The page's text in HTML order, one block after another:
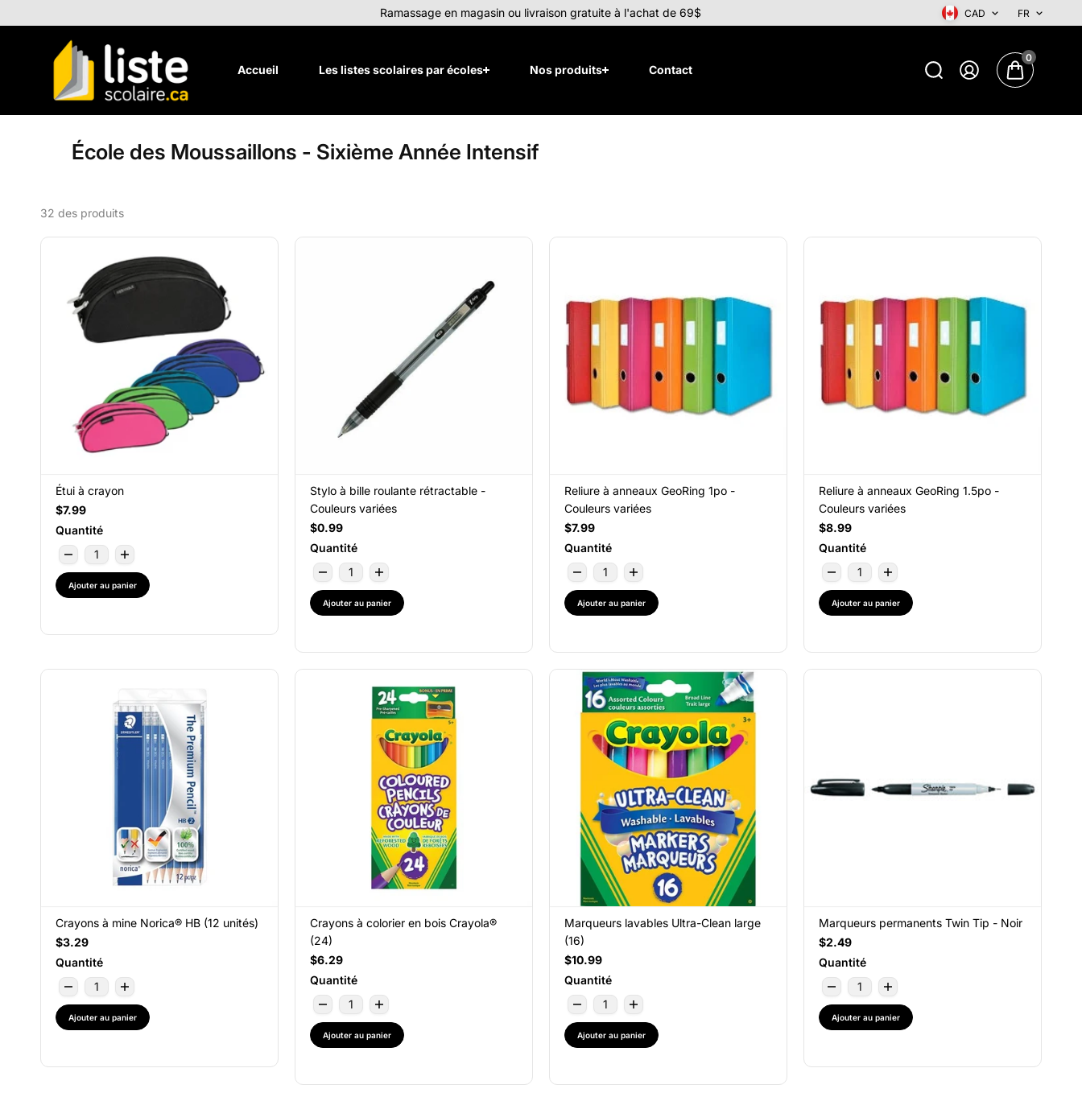
Ramassage en magasin ou livraison gratuite à l'achat de 69$ CAD FR
Accueil Les listes scolaires par écoles Nos produits Contact
0
École des Moussaillons - Sixième Année Intensif
32 des produits
Étui à crayon
$7.99
Quantité
Ajouter au panier
Stylo à bille roulante rétractable -
Couleurs variées
$0.99
Quantité
Ajouter au panier
Reliure à anneaux GeoRing 1po -
Couleurs variées
$7.99
Quantité
Ajouter au panier
Reliure à anneaux GeoRing 1.5po -
Couleurs variées
$8.99
Quantité
Ajouter au panier
Crayons à mine Norica® HB (12 unités)
$3.29
Quantité
Ajouter au panier
Crayons à colorier en bois Crayola®
(24)
$6.29
Quantité
Ajouter au panier
Marqueurs lavables Ultra-Clean large
(16)
$10.99
Quantité
Ajouter au panier
Marqueurs permanents Twin Tip - Noir
$2.49
Quantité
Ajouter au panier